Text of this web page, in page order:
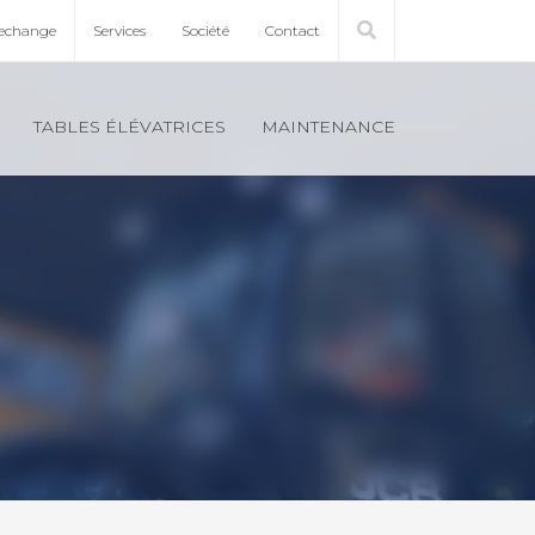
Ser­vices Société Contact
TABLES ÉLÉ­VA­TRICES MAIN­TE­NANCE